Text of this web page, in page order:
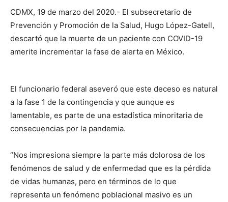
CDMX, 19 de marzo del 2020.- El subsecretario de
Prevención y Promoción de la Salud, Hugo López-Gatell,
descartó que la muerte de un paciente con COVID-19
amerite incrementar la fase de alerta en México.
El funcionario federal aseveró que este deceso es natural
a la fase 1 de la contingencia y que aunque es
lamentable, es parte de una estadística minoritaria de
consecuencias por la pandemia.
“Nos impresiona siempre la parte más dolorosa de los
fenómenos de salud y de enfermedad que es la pérdida
de vidas humanas, pero en términos de lo que
representa un fenómeno poblacional masivo es un